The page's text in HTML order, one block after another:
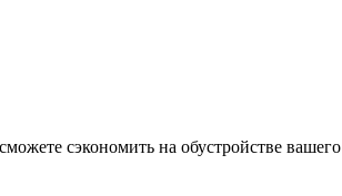
сэкономить на обустройстве вашего